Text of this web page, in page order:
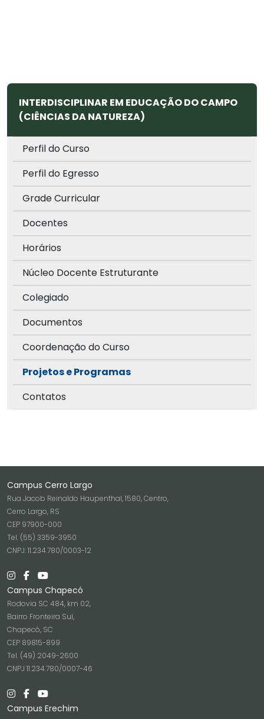
INTERDISCIPLINAR EM EDUCAÇÃO DO CAMPO
(CIÊNCIAS DA NATUREZA)
Perfil do Curso
Perfil do Egresso
Grade Curricular
Docentes
Horários
Núcleo Docente Estruturante
Colegiado
Documentos
Coordenação do Curso
Projetos e Programas
Contatos
Campus Cerro Largo
Rua Jacob Reinaldo Haupenthal, 1580, Centro,
Cerro Largo, RS
CEP 97900-000
Tel. (55) 3359-3950
CNPJ: 11.234.780/0003-12
Campus Chapecó
Rodovia SC 484, km 02,
Bairro Fronteira Sul,
Chapecó, SC
CEP 89815-899
Tel. (49) 2049-2600
CNPJ 11.234.780/0007-46
Campus Erechim